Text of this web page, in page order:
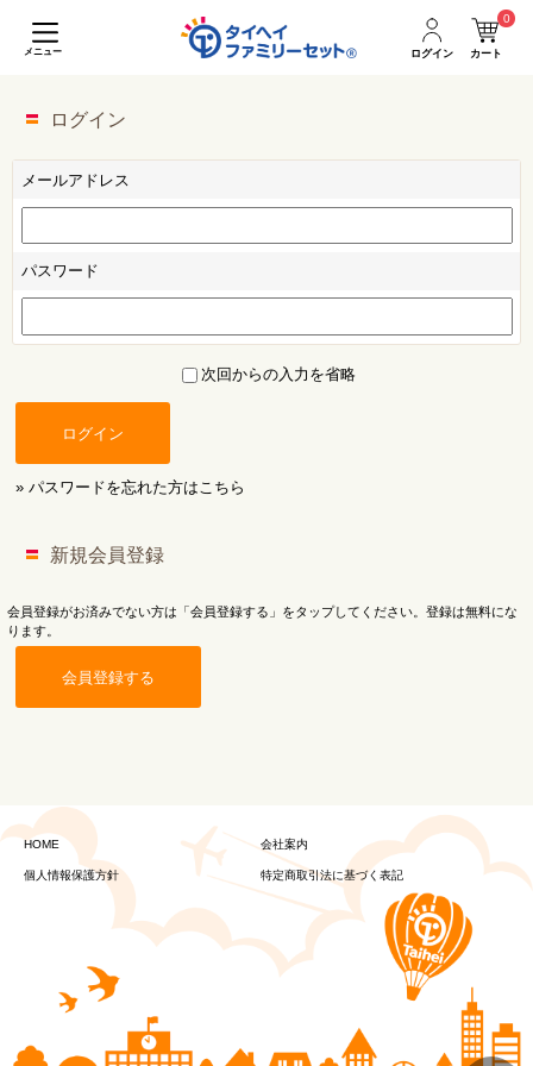
メニュー ログイン カート
0
ログイン
メールアドレス
パスワード
次回からの入力を省略
ログイン
» パスワードを忘れた方はこちら
新規会員登録
会員登録がお済みでない方は「会員登録する」をタップしてください。登録は無料にな
ります。
会員登録する
HOME 会社案内
個人情報保護方針 特定商取引法に基づく表記